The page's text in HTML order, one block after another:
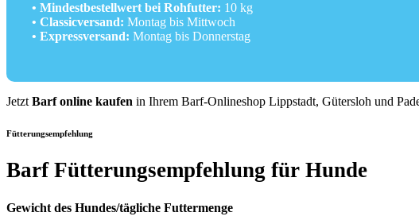
• Mindestbestellwert bei Rohfutter: 10 kg
• Classicversand: Montag bis Mittwoch
• Expressversand: Montag bis Donnerstag
JetztBarf online kaufen in Ihrem Barf-Onlineshop Lippstadt, Gütersloh und
Fütterungsempfehlung
Barf Fütterungsempfehlung für Hunde
Gewicht des Hundes/tägliche Futtermenge